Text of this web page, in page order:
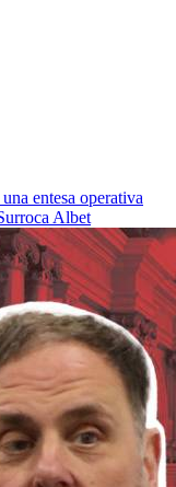
entesa operativa
Albet